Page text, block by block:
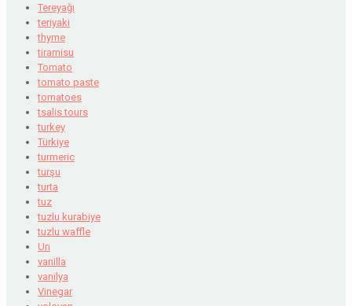
Tereyağı
teriyaki
thyme
tiramisu
Tomato
tomato paste
tomatoes
tsalis tours
turkey
Türkiye
turmeric
turşu
turta
tuz
tuzlu kurabiye
tuzlu waffle
Un
vanilla
vanilya
Vinegar